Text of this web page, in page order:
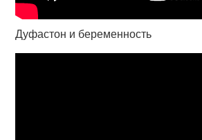
Дуфастон и беременность